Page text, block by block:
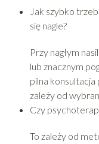
Jak szybko
się nagle?
Przy nagłym
lub znacznym
pilna
zależy od
Czy
To zależy od